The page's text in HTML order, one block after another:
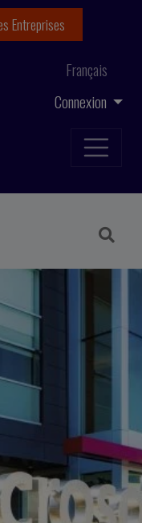
Connexion
Français
Entreprises